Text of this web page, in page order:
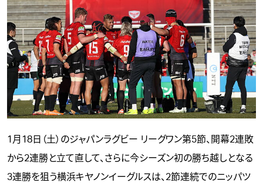
1月18日（土）のジャパンラグビー リーグワン第5節、開幕2連敗
から2連勝と立て直して、さらに今シーズン初の勝ち越しとなる
3連勝を狙う横浜キヤノンイーグルスは、2節連続でのニッパツ